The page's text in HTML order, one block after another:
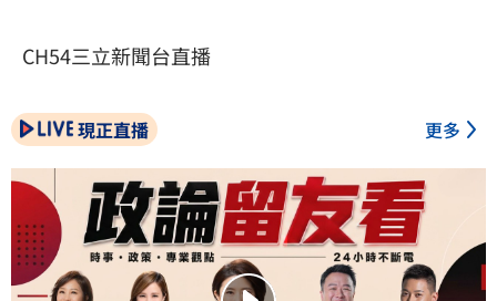
CH54三立新聞台直播
現正直播 更多